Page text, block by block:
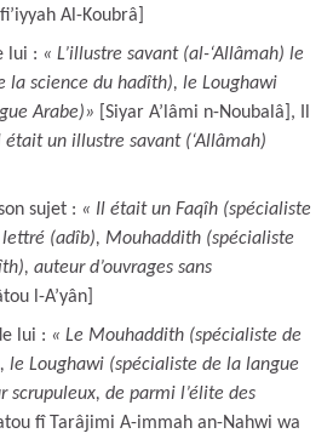
Al-Koubrâ]
lui : « L’illustre savant (al-‘Allâmah) le
la science du hadîth), le Loughawi
Arabe)» [Siyar A’lâmi n-Noubalâ], Il
était un illustre savant (‘Allâmah)
sujet : « Il était un Faqîh (spécialiste
(adîb), Mouhaddith (spécialiste
auteur d’ouvrages sans
l-A’yân]
lui : « Le Mouhaddith (spécialiste de
le Loughawi (spécialiste de la langue
scrupuleux, de parmi l’élite des
fî Tarâjimi A-immah an-Nahwi wa